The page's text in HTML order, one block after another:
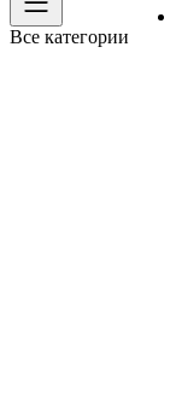
Все категории